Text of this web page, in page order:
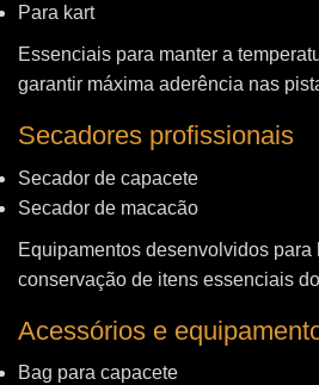
Para kart
Essenciais para manter a
garantir máxima aderência nas
Secadores profissionais
Secador de capacete
Secador de macacão
Equipamentos desenvolvidos
conservação de itens essenciais
Acessórios e
Bag para capacete